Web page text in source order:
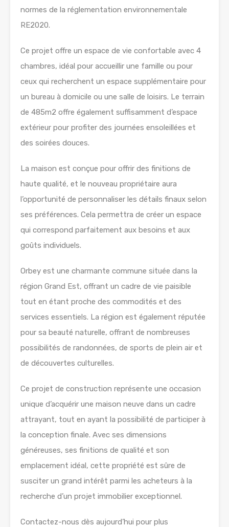
normes de la réglementation environnementale
RE2020.
Ce projet offre un espace de vie confortable avec 4
chambres, idéal pour accueillir une famille ou pour
ceux qui recherchent un espace supplémentaire pour
un bureau à domicile ou une salle de loisirs. Le terrain
de 485m2 offre également suffisamment d’espace
extérieur pour profiter des journées ensoleillées et
des soirées douces.
La maison est conçue pour offrir des finitions de
haute qualité, et le nouveau propriétaire aura
l’opportunité de personnaliser les détails finaux selon
ses préférences. Cela permettra de créer un espace
qui correspond parfaitement aux besoins et aux
goûts individuels.
Orbey est une charmante commune située dans la
région Grand Est, offrant un cadre de vie paisible
tout en étant proche des commodités et des
services essentiels. La région est également réputée
pour sa beauté naturelle, offrant de nombreuses
possibilités de randonnées, de sports de plein air et
de découvertes culturelles.
Ce projet de construction représente une occasion
unique d’acquérir une maison neuve dans un cadre
attrayant, tout en ayant la possibilité de participer à
la conception finale. Avec ses dimensions
généreuses, ses finitions de qualité et son
emplacement idéal, cette propriété est sûre de
susciter un grand intérêt parmi les acheteurs à la
recherche d’un projet immobilier exceptionnel.
Contactez-nous dès aujourd’hui pour plus